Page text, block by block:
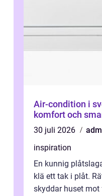
Air-condition i
komfort och
30 juli 2026
inspiration
En kunnig
klä ett tak i plåt.
skyddar huset